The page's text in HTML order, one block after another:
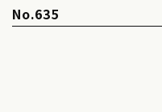
No.635